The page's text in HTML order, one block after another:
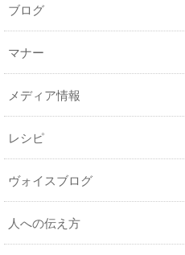
ブログ
マナー
メディア情報
レシピ
ヴォイスブログ
人への伝え方